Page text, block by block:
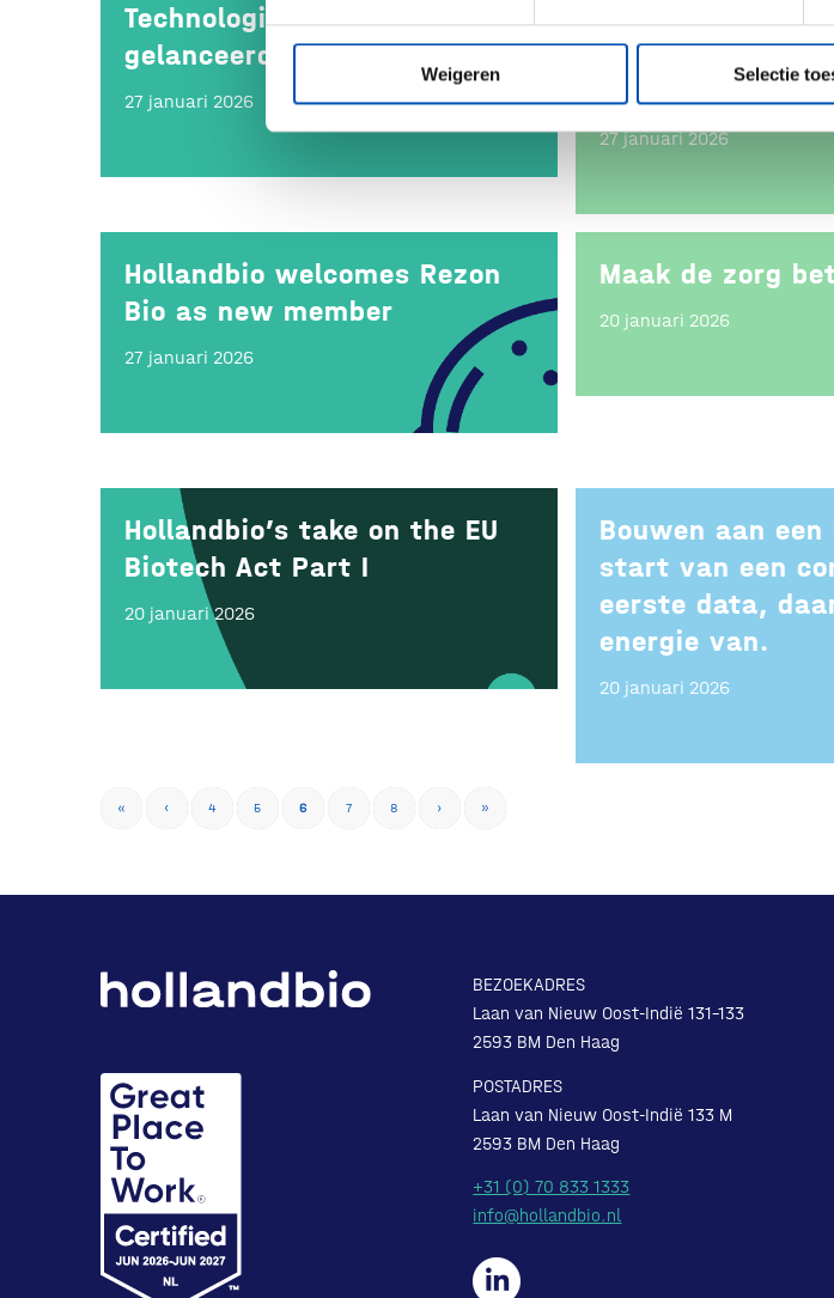
Weigeren Selectie
Technologiestrategie
gelanceerd
27 januari 2026
Minister
voor biotech,
farmaciebrief
27 januari 2026
Hollandbio welcomes Rezon
Bio as new member
27 januari 2026
Maak de zorg
20 januari 2026
Hollandbio’s take on the EU
Biotech Act Part I
20 januari 2026
Bouwen aan
start van een
eerste data,
energie van.
20 januari 2026
« ‹ 4 5 6 7 8 › »
BEZOEKADRES
Laan van Nieuw Oost-Indië 131-133
2593 BM Den Haag
POSTADRES
Laan van Nieuw Oost-Indië 133 M
2593 BM Den Haag
+31 (0) 70 833 1333
info@hollandbio.nl